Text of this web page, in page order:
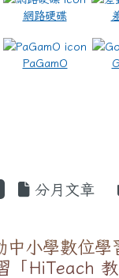
網路硬碟
PaGamO
分月文章
中小學數位學
「HiTeach